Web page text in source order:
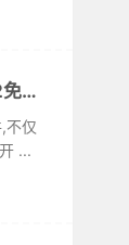
『Windows』FinalShell远程连接v3.9.2.2免费版，ssh终端工具
不仅
...